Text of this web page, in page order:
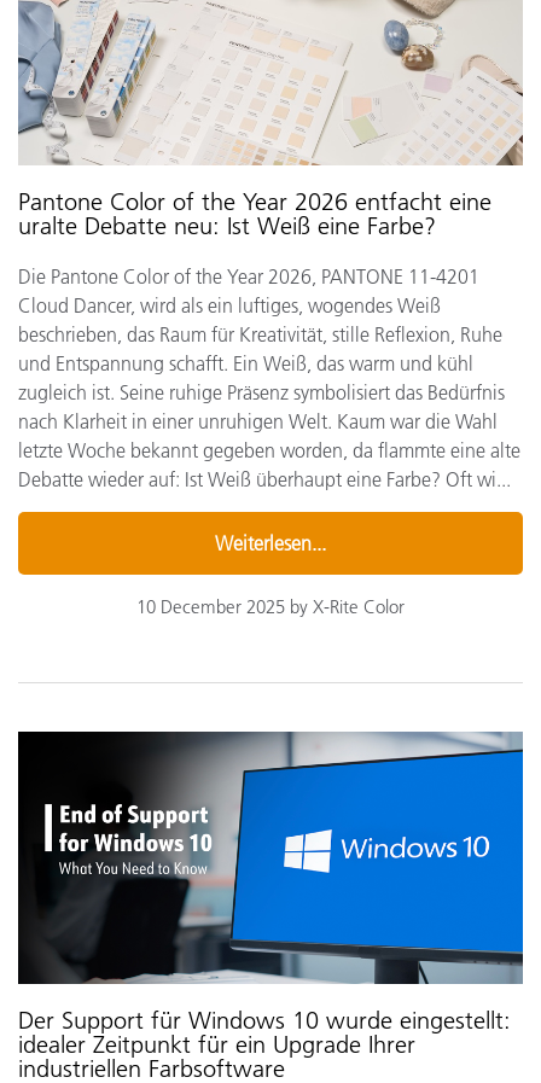
Pantone Color of the Year 2026 entfacht eine
uralte Debatte neu: Ist Weiß eine Farbe?
Die Pantone Color of the Year 2026, PANTONE 11-4201
Cloud Dancer, wird als ein luftiges, wogendes Weiß
beschrieben, das Raum für Kreativität, stille Reflexion, Ruhe
und Entspannung schafft. Ein Weiß, das warm und kühl
zugleich ist. Seine ruhige Präsenz symbolisiert das Bedürfnis
nach Klarheit in einer unruhigen Welt. Kaum war die Wahl
letzte Woche bekannt gegeben worden, da flammte eine alte
Debatte wieder auf: Ist Weiß überhaupt eine Farbe? Oft wi...
Weiterlesen...
10 December 2025 by X-Rite Color
Der Support für Windows 10 wurde eingestellt:
idealer Zeitpunkt für ein Upgrade Ihrer
industriellen Farbsoftware